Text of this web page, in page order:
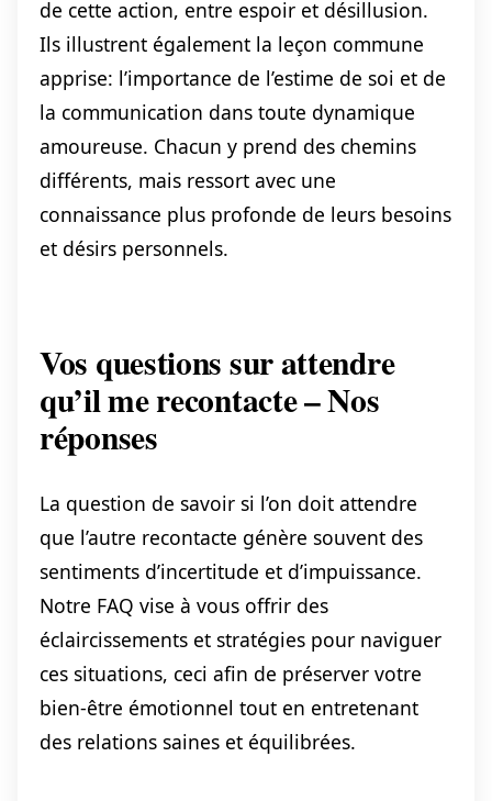
de cette action, entre espoir et désillusion.
Ils illustrent également la leçon commune
apprise: l’importance de l’estime de soi et de
la communication dans toute dynamique
amoureuse. Chacun y prend des chemins
différents, mais ressort avec une
connaissance plus profonde de leurs besoins
et désirs personnels.
Vos questions sur attendre
qu’il me recontacte – Nos
réponses
La question de savoir si l’on doit attendre
que l’autre recontacte génère souvent des
sentiments d’incertitude et d’impuissance.
Notre FAQ vise à vous offrir des
éclaircissements et stratégies pour naviguer
ces situations, ceci afin de préserver votre
bien-être émotionnel tout en entretenant
des relations saines et équilibrées.